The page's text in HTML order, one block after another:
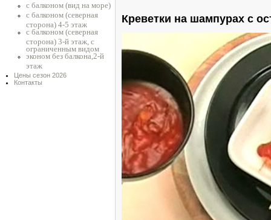
с балконом (вид на море)
с балконом (северная
сторона) 4-5 этаж
с балконом (северная
сторона) 3-й этаж, с
ограниченным видом
эконом без балкона,2-й
этаж
Цены сезон 2026
Контакты
Креветки на шампурах с